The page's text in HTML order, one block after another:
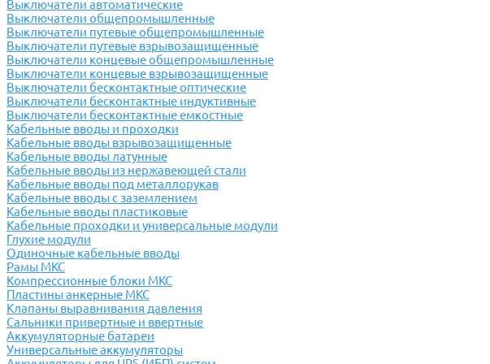
Выключатели автоматические
Выключатели общепромышленные
Выключатели путевые общепромышленные
Выключатели путевые взрывозащищенные
Выключатели концевые общепромышленные
Выключатели концевые взрывозащищенные
Выключатели бесконтактные оптические
Выключатели бесконтактные индуктивные
Выключатели бесконтактные емкостные
Кабельные вводы и проходки
Кабельные вводы взрывозащищенные
Кабельные вводы латунные
Кабельные вводы из нержавеющей стали
Кабельные вводы под металлорукав
Кабельные вводы с заземлением
Кабельные вводы пластиковые
Кабельные проходки и универсальные модули
Глухие модули
Одиночные кабельные вводы
Рамы МКС
Компрессионные блоки МКС
Пластины анкерные МКС
Клапаны выравнивания давления
Сальники привертные и ввертные
Аккумуляторные батареи
Универсальные аккумуляторы